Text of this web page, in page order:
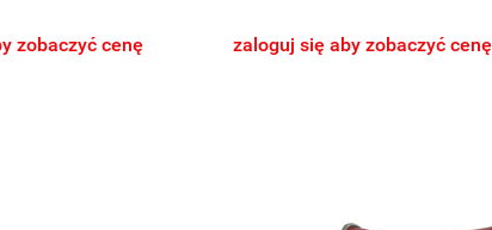
zobaczyć cenę zaloguj się aby zobaczyć cenę